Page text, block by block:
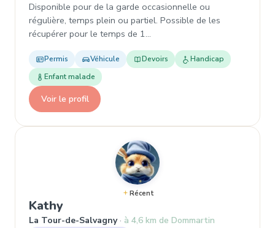
Disponible pour de la garde occasionnelle ou
régulière, temps plein ou partiel. Possible de les
récupérer pour le temps de 1…
Permis Véhicule Devoirs
Handicap
Enfant malade
Voir le profil
Récent
Kathy, Assistante maternelle à La Tour-
La Tour-de-Salvagny à 4,6 km de Dommartin